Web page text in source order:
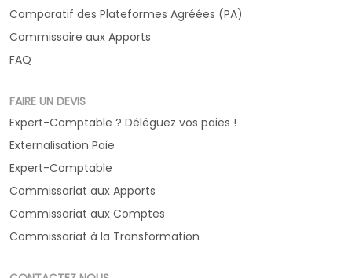
Comparatif des Plateformes Agréées (PA)
Commissaire aux Apports
FAQ
FAIRE UN DEVIS
Expert-Comptable ? Déléguez vos paies !
Externalisation Paie
Expert-Comptable
Commissariat aux Apports
Commissariat aux Comptes
Commissariat à la Transformation